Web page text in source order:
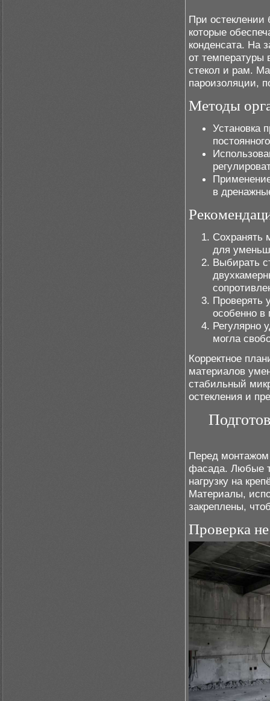
При остеклении
которые
конденсата. На
от температуры
стекол и рам.
пароизоляции,
Методы
Установка
в
Сохранять
для
Выбирать
Проверять
особенно в
Регулярно
могла
Корректное
материалов
стабильный
остекления и
Перед монтажом
фасада. Любые
нагрузку на
Материалы,
закреплены,
Проверка